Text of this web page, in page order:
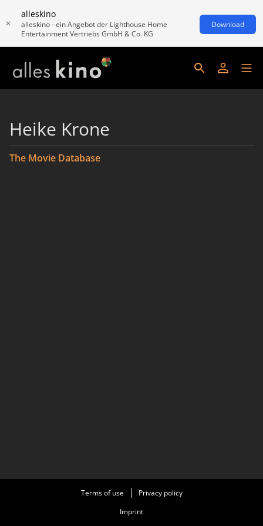
alleskino
alleskino - ein Angebot der Lighthouse Home
Entertainment Vertriebs GmbH & Co. KG
Download
Heike Krone
The Movie Database
Terms of use
Privacy policy
Imprint